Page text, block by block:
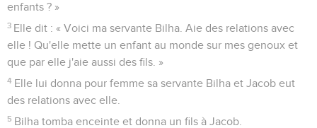
enfants ? »
3 Elle dit : « Voici ma servante Bilha. Aie des relations avec
elle ! Qu'elle mette un enfant au monde sur mes genoux et
que par elle j'aie aussi des fils. »
4 Elle lui donna pour femme sa servante Bilha et Jacob eut
des relations avec elle.
5 Bilha tomba enceinte et donna un fils à Jacob.